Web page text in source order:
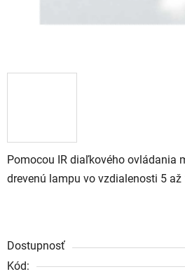
Pomocou IR diaľkového ovládania
drevenú lampu vo vzdialenosti 5 až
Dostupnosť
Kód: